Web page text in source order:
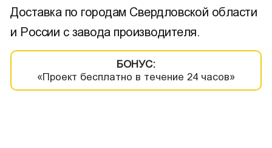
Доставка по городам Свердловской области
и России с завода производителя.
БОНУС:
«Проект бесплатно в течение 24 часов»